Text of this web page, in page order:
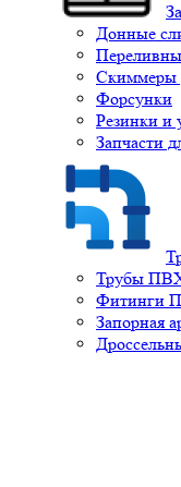
Донные
Скиммеры
Форсунки
Резинки и
Запчасти
Трубы
Фитинги
Запорная